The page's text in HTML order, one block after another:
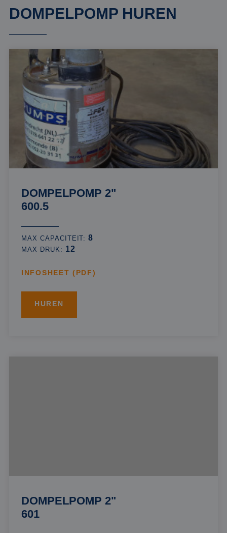
DOMPELPOMP HUREN
DOMPELPOMP 2"
600.5
MAX CAPACITEIT:8
MAX DRUK: 12
INFOSHEET (PDF)
HUREN
DOMPELPOMP 2"
601